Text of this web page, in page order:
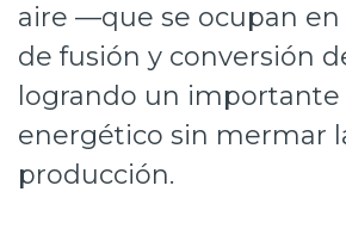
Canales de denuncia
Proveedores
Acceso trabajadores/as
aire —que se ocupan en
de fusión y conversión
logrando un importante
energético sin mermar
producción.